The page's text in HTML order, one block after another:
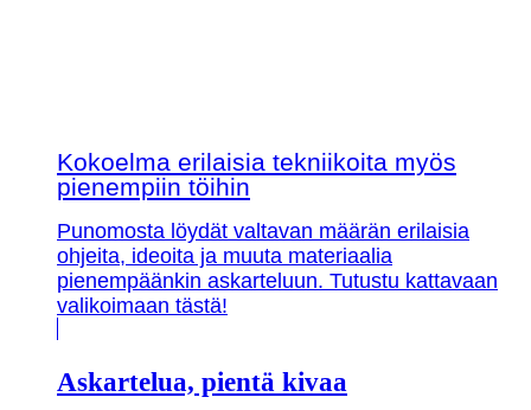
Kokoelma erilaisia tekniikoita myös
pienempiin töihin
Punomosta löydät valtavan määrän erilaisia
ohjeita, ideoita ja muuta materiaalia
pienempäänkin askarteluun. Tutustu kattavaan
valikoimaan tästä!
Askartelua, pientä kivaa